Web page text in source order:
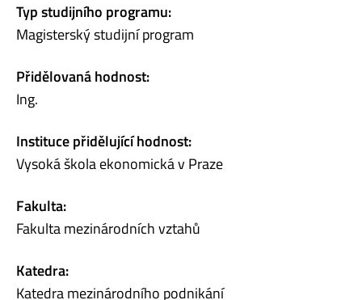
Typ studijního programu:
Magisterský studijní program
Přidělovaná hodnost:
Ing.
Instituce přidělující hodnost:
Vysoká škola ekonomická v Praze
Fakulta:
Fakulta mezinárodních vztahů
Katedra:
Katedra mezinárodního podnikání